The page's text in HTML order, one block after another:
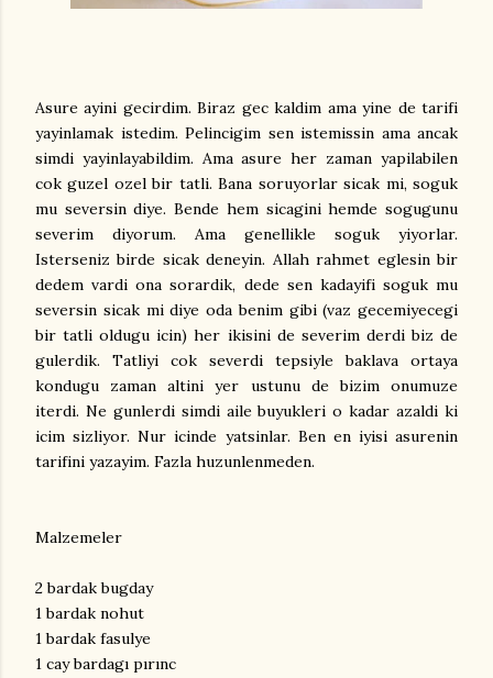
Asure ayini gecirdim. Biraz gec kaldim ama yine de tarifi
yayinlamak istedim. Pelincigim sen istemissin ama ancak
simdi yayinlayabildim. Ama asure her zaman yapilabilen
cok guzel ozel bir tatli. Bana soruyorlar sicak mi, soguk
mu seversin diye. Bende hem sicagini hemde sogugunu
severim diyorum. Ama genellikle soguk yiyorlar.
Isterseniz birde sicak deneyin. Allah rahmet eglesin bir
dedem vardi ona sorardik, dede sen kadayifi soguk mu
seversin sicak mi diye oda benim gibi (vaz gecemiyecegi
bir tatli oldugu icin) her ikisini de severim derdi biz de
gulerdik. Tatliyi cok severdi tepsiyle baklava ortaya
kondugu zaman altini yer ustunu de bizim onumuze
iterdi. Ne gunlerdi simdi aile buyukleri o kadar azaldi ki
icim sizliyor. Nur icinde yatsinlar. Ben en iyisi asurenin
tarifini yazayim. Fazla huzunlenmeden.
Malzemeler
2 bardak bugday
1 bardak nohut
1 bardak fasulye
1 cay bardagı pırınc